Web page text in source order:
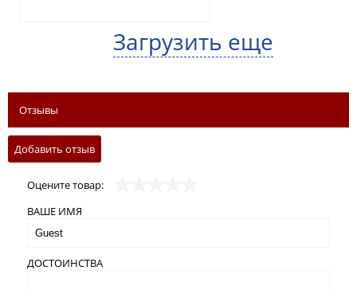
Загрузить еще
Отзывы
Добавить отзыв
Оцените товар:
ВАШЕ ИМЯ
ДОСТОИНСТВА